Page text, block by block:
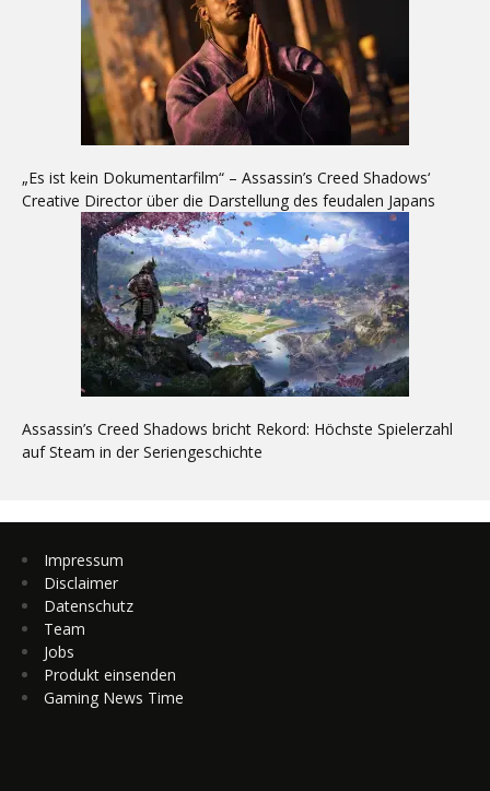
„Es ist kein Dokumentarfilm“ – Assassin’s Creed Shadows‘
Creative Director über die Darstellung des feudalen Japans
Assassin’s Creed Shadows bricht Rekord: Höchste Spielerzahl
auf Steam in der Seriengeschichte
Impressum
Disclaimer
Datenschutz
Team
Jobs
Produkt einsenden
Gaming News Time